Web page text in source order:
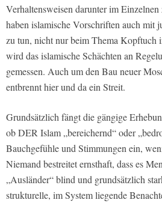
Verhaltensweisen darunter im
haben islamische Vorschriften auch mit
zu tun, nicht nur beim Thema Kopftuch
wird das islamische Schächten an
gemessen. Auch um den Bau neuer
entbrennt hier und da ein Streit.
Grundsätzlich fängt die gängige
ob DER Islam „bereichernd“ oder
Bauchgefühle und Stimmungen ein,
Niemand bestreitet ernsthaft, dass es
„Ausländer“ blind und grundsätzlich
strukturelle, im System liegende